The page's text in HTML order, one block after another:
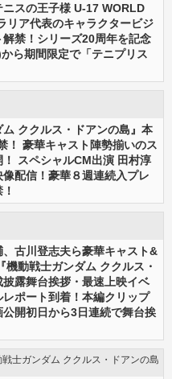
ニスの王子様 U-17 WORLD
リア代表のキャラクタービジ
解禁！シリーズ20周年を記念
ら期間限定で「テニプリス
ム ククルス・ドアンの島』本
！ 豪華キャスト陣勢揃いのス
スペシャルCM出演 田村淳
配信！豪華８週連続入プレ
古川登志夫ら豪華キャスト&
機動戦士ガンダム ククルス・
披露舞台挨拶・最速上映イベ
レポート到着！本編クリップ
開初日から3日連続で舞台挨
戦士ガンダム ククルス・ドアンの島